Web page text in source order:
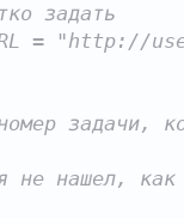
задать
= "http://
задачи,
нашел, как